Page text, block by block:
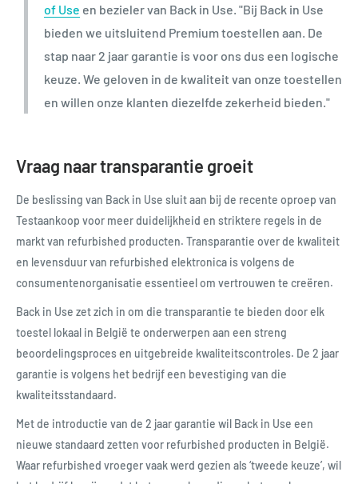
of Use en bezieler van Back in Use. "Bij Back in Use
bieden we uitsluitend Premium toestellen aan. De
stap naar 2 jaar garantie is voor ons dus een logische
keuze. We geloven in de kwaliteit van onze toestellen
en willen onze klanten diezelfde zekerheid bieden."
Vraag naar transparantie groeit
De beslissing van Back in Use sluit aan bij de recente oproep van
Testaankoop voor meer duidelijkheid en striktere regels in de
markt van refurbished producten. Transparantie over de kwaliteit
en levensduur van refurbished elektronica is volgens de
consumentenorganisatie essentieel om vertrouwen te creëren.
Back in Use zet zich in om die transparantie te bieden door elk
toestel lokaal in België te onderwerpen aan een streng
beoordelingsproces en uitgebreide kwaliteitscontroles. De 2 jaar
garantie is volgens het bedrijf een bevestiging van die
kwaliteitsstandaard.
Met de introductie van de 2 jaar garantie wil Back in Use een
nieuwe standaard zetten voor refurbished producten in België.
Waar refurbished vroeger vaak werd gezien als ‘tweede keuze’, wil